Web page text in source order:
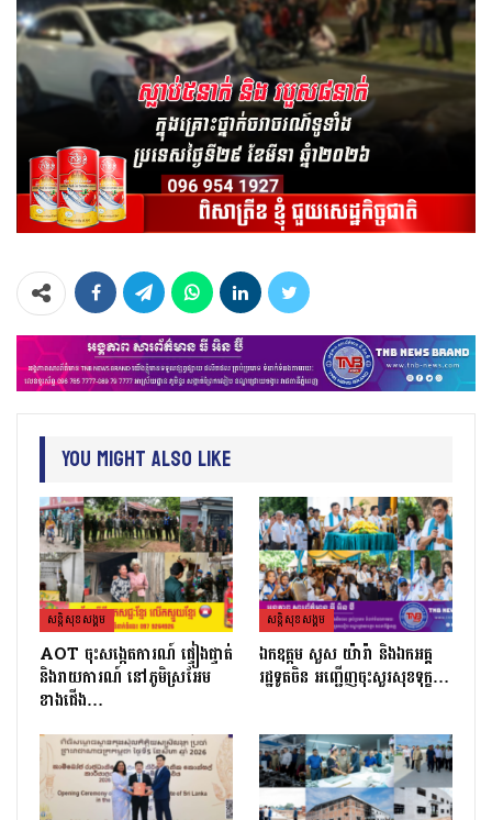
You Might Also Like
សន្តិសុខសង្គម
AOT ចុះសង្កេតការណ៍ ផ្ទៀងផ្ទាត់
និងរាយការណ៍ នៅភូមិស្រអែម
ខាងជើង…
សន្តិសុខសង្គម
ឯកឧត្តម សួស យ៉ារ៉ា និងឯកអគ្គ
រដ្ឋទូតចិន អញ្ជើញចុះសួរសុខទុក្ខ…